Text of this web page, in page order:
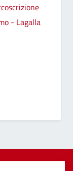
- Lagalla